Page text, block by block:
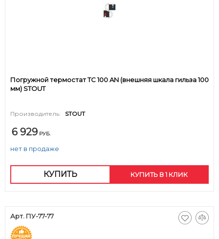
Погружной термостат ТС 100 AN (внешняя шкала гильза 100
мм) STOUT
Производитель: STOUT
6 929 РУБ.
нет в продаже
КУПИТЬ КУПИТЬ В 1 КЛИК
Арт. ПУ-77-77